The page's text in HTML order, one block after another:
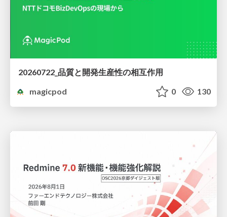
20260722_品質と開発生産性の相互作用
magicpod
0 130